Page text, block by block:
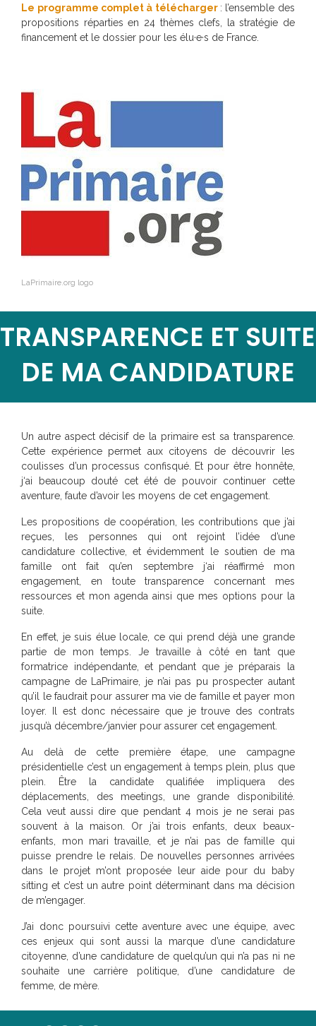
Le programme complet à télécharger : l’ensemble des
propositions réparties en 24 thèmes clefs, la stratégie de
financement et le dossier pour les élu·e·s de France.
LaPrimaire.org logo
TRANSPARENCE ET SUITE
DE MA CANDIDATURE
Un autre aspect décisif de la primaire est sa transparence.
Cette expérience permet aux citoyens de découvrir les
coulisses d’un processus confisqué. Et pour être honnête,
j‘ai beaucoup douté cet été de pouvoir continuer cette
aventure, faute d’avoir les moyens de cet engagement.
Les propositions de coopération, les contributions que j’ai
reçues, les personnes qui ont rejoint l’idée d’une
candidature collective, et évidemment le soutien de ma
famille ont fait qu’en septembre j‘ai réaffirmé mon
engagement, en toute transparence concernant mes
ressources et mon agenda ainsi que mes options pour la
suite.
En effet, je suis élue locale, ce qui prend déjà une grande
partie de mon temps. Je travaille à côté en tant que
formatrice indépendante, et pendant que je préparais la
campagne de LaPrimaire, je n’ai pas pu prospecter autant
qu’il le faudrait pour assurer ma vie de famille et payer mon
loyer. Il est donc nécessaire que je trouve des contrats
jusqu’à décembre/janvier pour assurer cet engagement.
Au delà de cette première étape, une campagne
présidentielle c’est un engagement à temps plein, plus que
plein. Être la candidate qualifiée impliquera des
déplacements, des meetings, une grande disponibilité.
Cela veut aussi dire que pendant 4 mois je ne serai pas
souvent à la maison. Or j’ai trois enfants, deux beaux-
enfants, mon mari travaille, et je n’ai pas de famille qui
puisse prendre le relais. De nouvelles personnes arrivées
dans le projet m’ont proposée leur aide pour du baby
sitting et c’est un autre point déterminant dans ma décision
de m’engager.
J’ai donc poursuivi cette aventure avec une équipe, avec
ces enjeux qui sont aussi la marque d’une candidature
citoyenne, d’une candidature de quelqu’un qui n’a pas ni ne
souhaite une carrière politique, d’une candidature de
femme, de mère.